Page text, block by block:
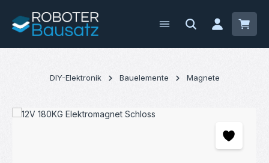
Zum Hauptinhalt springen
DIY-Elektronik Bauelemente Magnete
Bildergalerie überspringen